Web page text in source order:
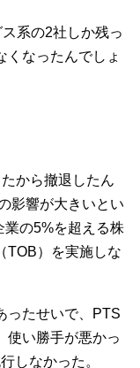
系の2社しか残っ
くなったんでしょ
から撤退したん
影響が大きいとい
の5%を超える株
TOB）を実施しな
ったせいで、PTS
使い勝手が悪かっ
しなかった。